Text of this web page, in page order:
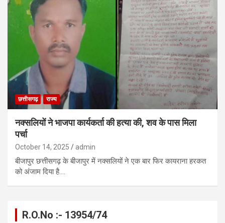
छत्तीसगढ़ राज्य
नक्सलियों ने भाजपा कार्यकर्ता की हत्या की, शव के पास मिला
पर्चा
October 14, 2025 admin
बीजापुर छत्तीसगढ़ के बीजापुर में नक्सलियों ने एक बार फिर कायराना हरकत
को अंजाम दिया है.…
R.O.No :- 13954/74